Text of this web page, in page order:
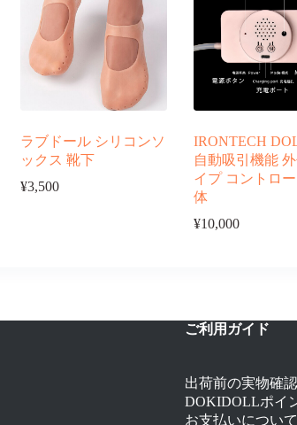
ラブドール シリコンソ
ックス 靴下
¥3,500
IRONTECH
自動吸引機能
イプ コントロ
体
¥10,000
ご利用ガイド
出荷前の実物確認
DOKIDOLLポイ
お支払いについて